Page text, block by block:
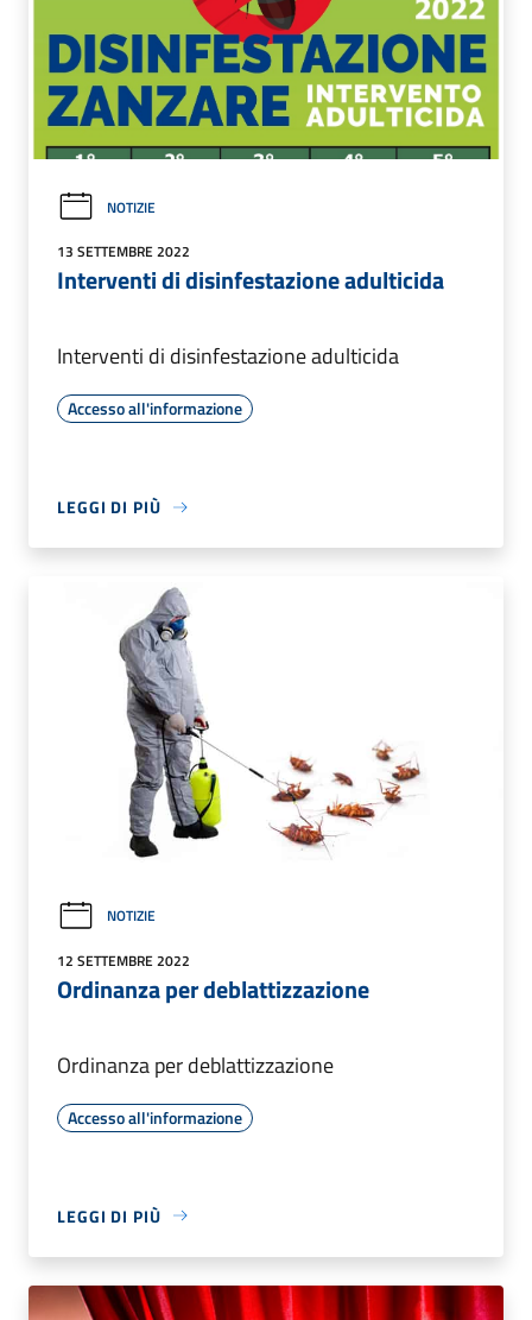
NOTIZIE
13 SETTEMBRE 2022
Interventi di disinfestazione adulticida
Interventi di disinfestazione adulticida
Accesso all'informazione
LEGGI DI PIÙ
NOTIZIE
12 SETTEMBRE 2022
Ordinanza per deblattizzazione
Ordinanza per deblattizzazione
Accesso all'informazione
LEGGI DI PIÙ